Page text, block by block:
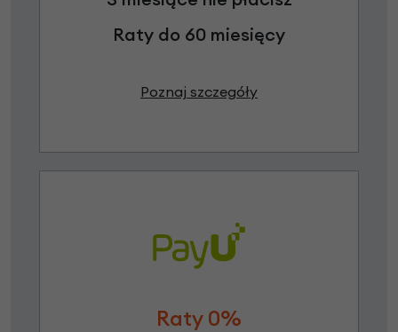
Raty do 60 miesięcy
Poznaj szczegóły
Raty 0%